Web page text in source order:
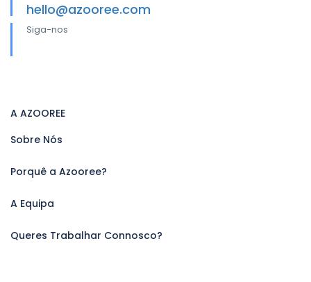
hello@azooree.com
Siga-nos
A AZOOREE
Sobre Nós
Porquê a Azooree?
A Equipa
Queres Trabalhar Connosco?